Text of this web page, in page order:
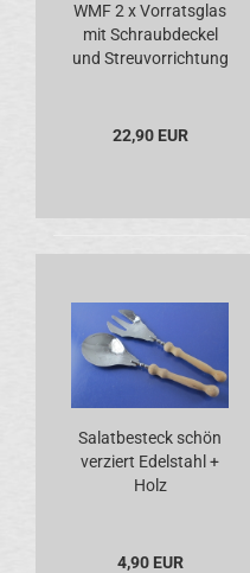
WMF 2 x Vorratsglas
mit Schraubdeckel
und Streuvorrichtung
22,90 EUR
Salatbesteck schön
verziert Edelstahl +
Holz
4,90 EUR